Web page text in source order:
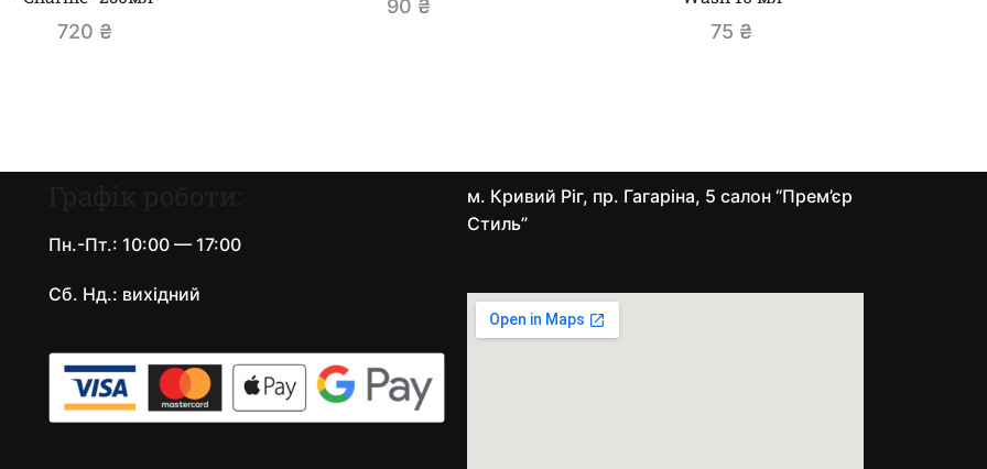
720 ₴
90 ₴
75 ₴
Пн.-Пт.: 10:00 — 17:00
Сб. Нд.: вихідний
м. Кривий Ріг, пр. Гагаріна, 5 салон “Прем’єр
Стиль”